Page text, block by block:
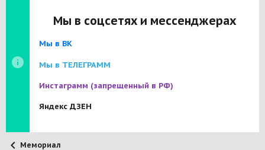
Мы в соцсетях и мессенджерах
Мы в ВК
Мы в ТЕЛЕГРАММ
Инстаграмм (запрещенный в РФ)
Яндекс ДЗЕН
Мемориал